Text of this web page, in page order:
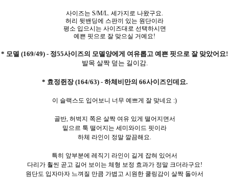
사이즈는 S/M/L. 세가지로 나왔구요.
허리 뒷밴딩에 스판끼 있는 원단이라
평소 입으시는 사이즈대로 선택하시면
예쁜 핏으로 잘 맞으실 거예요!
* 모델 (169/49) - 정55사이즈의 모델양에게 여유롭고 예쁜 핏으로 잘 맞았어요!
발목 살짝 덮는 길이감.
* 효정쥔장 (164/63) - 하체비만의 66사이즈인데요.
이 슬랙스도 입어보니 너무 예쁘게 잘 맞네요 :)
골반, 허벅지 쪽은 살짝 여유 있게 떨어지면서
밑으르 툭 떨어지는 세미와이드 핏이라
하체 라인이 정말 깔끔해요.
특히 앞부분에 레직기 라인이 길게 잡혀 있어서
다리가 훨씬 곧고 길어 보이는 체형 보정 효과가 정말 크더라구요!
원단도 입자마자 느껴질 만큼 가볍고 시원한 쿨링감이 살짝 돌아서